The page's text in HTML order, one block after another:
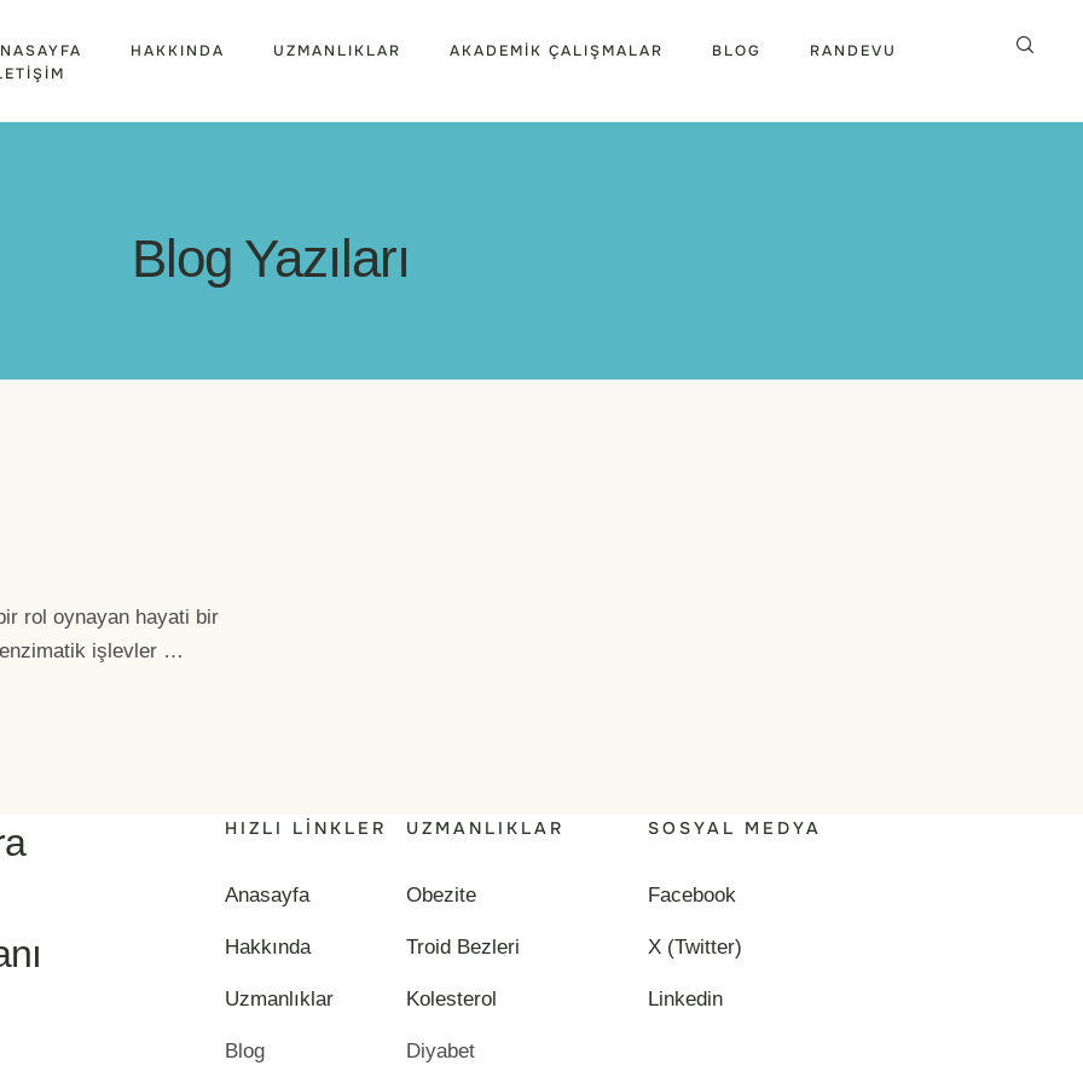
HAKKINDA UZMANLIKLAR AKADEMIK ÇALIŞMALAR BLOG
RANDEVU
Blog Yazıları
rol oynayan hayati bir
enzimatik işlevler …
HIZLI LINKLER
Anasayfa
Hakkında
Uzmanlıklar
Blog
UZMANLIKLAR
Obezite
Troid Bezleri
Kolesterol
Diyabet
SOSYAL MEDYA
Facebook
X (Twitter)
Linkedin